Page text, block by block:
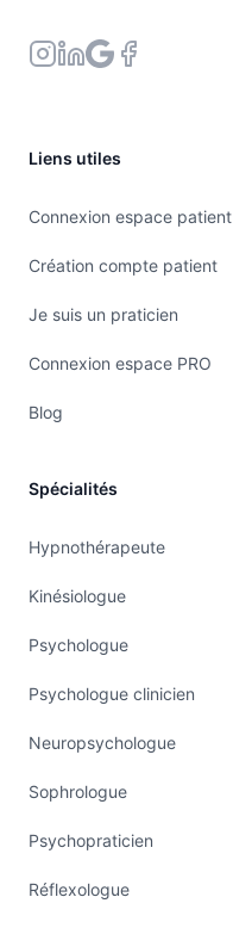
Liens utiles
Connexion espace patient
Création compte patient
Je suis un praticien
Connexion espace PRO
Blog
Spécialités
Hypnothérapeute
Kinésiologue
Psychologue
Psychologue clinicien
Neuropsychologue
Sophrologue
Psychopraticien
Réflexologue